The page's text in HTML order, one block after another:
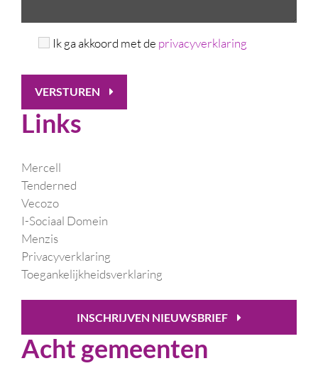
Ik ga akkoord met de privacyverklaring
VERSTUREN
Links
Mercell
Tenderned
Vecozo
I-Sociaal Domein
Menzis
Privacyverklaring
Toegankelijkheidsverklaring
INSCHRIJVEN NIEUWSBRIEF
Acht gemeenten